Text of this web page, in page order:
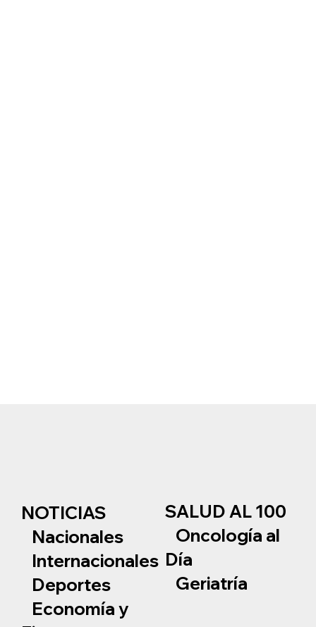
NOTICIAS
Nacionales
Internacionales
Deportes
Economía y
SALUD AL 100
Oncología al
Día
Geriatría